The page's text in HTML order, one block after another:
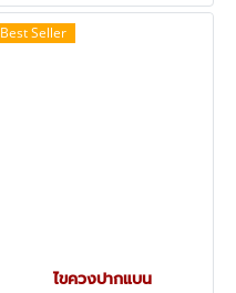
Best Seller
ไขควงปากแบน